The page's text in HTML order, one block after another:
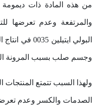
من هذه المادة ذات
والمرتفعة وعدم تعرضها
البولي
وجسم صلب بسبب المرونة
الصدمات والكسر وعدم